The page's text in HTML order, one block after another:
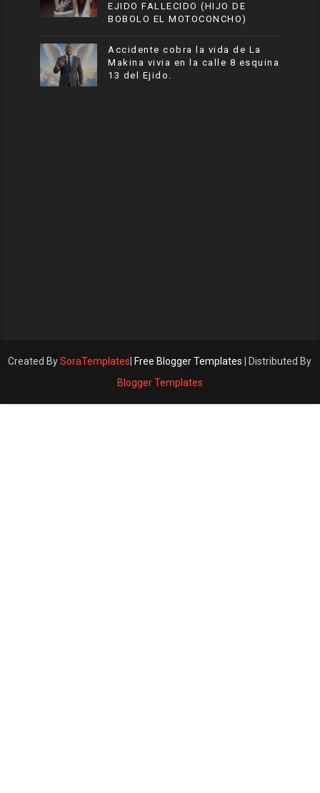
EJIDO FALLECIDO (HIJO DE
BOBOLO EL MOTOCONCHO)
Accidente cobra la vida de La
Makina vivia en la calle 8 esquina
13 del Ejido.
Created BySoraTemplates Free Blogger Templates | Distributed By
Blogger Templates